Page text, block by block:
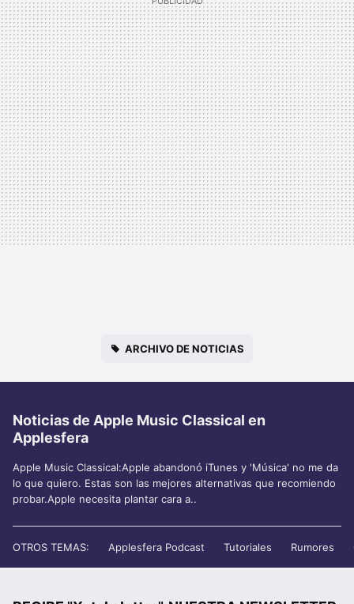
ARCHIVO DE NOTICIAS
Noticias de Apple Music Classical en
Applesfera
Apple Music Classical:Apple abandonó iTunes y 'Música' no me da
lo que quiero. Estas son las mejores alternativas que recomiendo
probar.Apple necesita plantar cara a..
OTROS TEMAS: Applesfera Podcast Tutoriales Rumores